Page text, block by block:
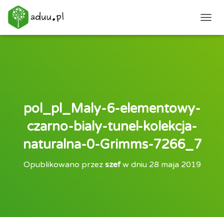
pol_pl_Maly-6-elementowy-
czarno-bialy-tunel-kolekcja-
naturalna-0-Grimms-7266_7
Opublikowano przez szefw dniu 28 maja 2019